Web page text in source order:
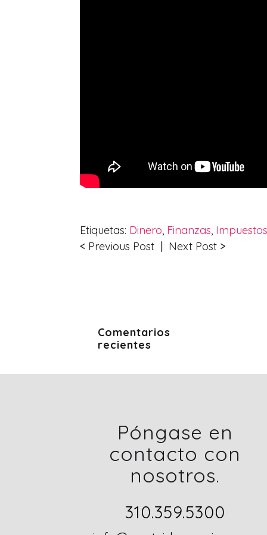
Etiquetas: Dinero, Finanzas, Impuestos
< Previous Post | Next Post >
Comentarios
recientes
Póngase en
contacto con
nosotros.
310.359.5300